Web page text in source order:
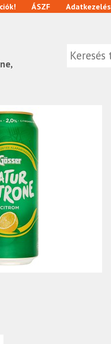
ÁSZF Adatkezelés